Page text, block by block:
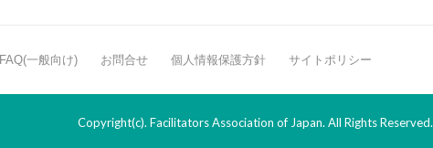
FAQ(一般向け) お問合せ 個人情報保護方針 サイトポリシー
Copyright(c). Facilitators Association of Japan. All Rights Reserved.